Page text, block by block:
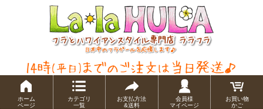
ホーム
ページ
カテゴリ
一覧
お支払方法
&送料
会員様
マイページ
お買い物
かご